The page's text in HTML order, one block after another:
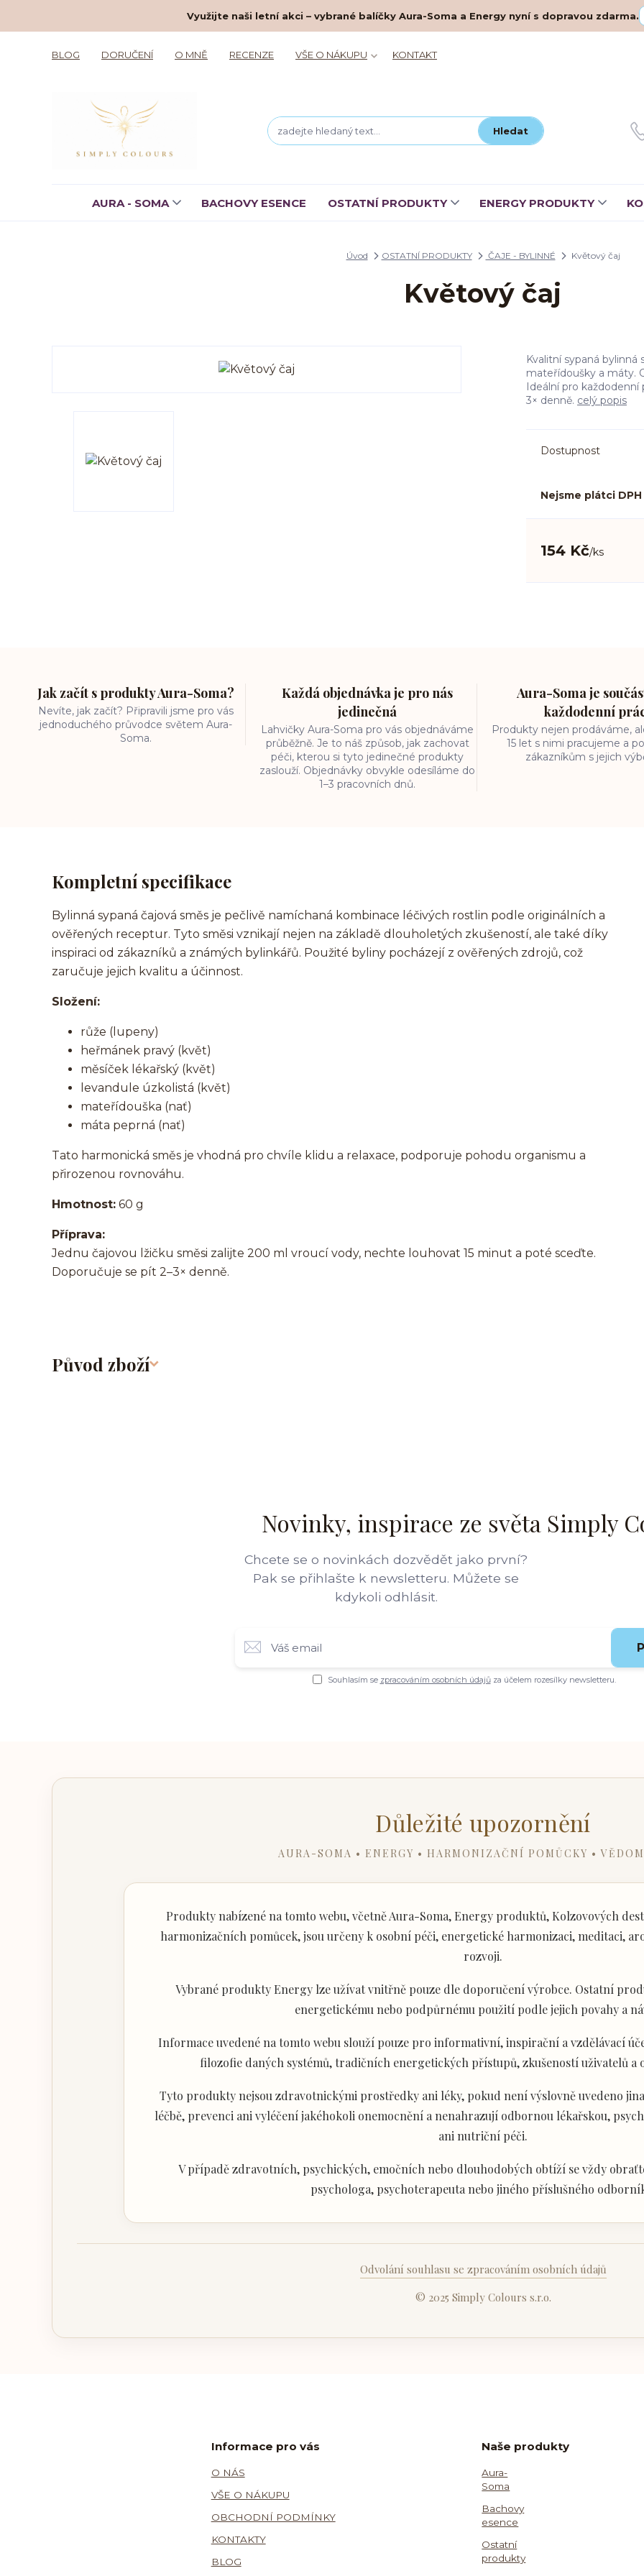
Využijte naši letní akci – vybrané balíčky Aura-Soma a Energy nyní s dopravou zdarma.
BLOG DORUČENÍ O MNĚ RECENZE VŠE O NÁKUPU KONTAKT
Hledat
AURA - SOMA BACHOVY ESENCE OSTATNÍ PRODUKTY ENERGY PRODUKTY
Úvod OSTATNÍ PRODUKTY ČAJE - BYLINNÉ Květový čaj
Květový čaj
Kvalitní sypaná
mateřídoušky a máty.
Ideální pro každodenní
3× denně. celý popis
Dostupnost
Nejsme plátci DPH
154 Kč/ks
Jak začít s produkty Aura-Soma?
Nevíte, jak začít? Připravili jsme pro vás
jednoduchého průvodce světem Aura-
Soma.
Každá objednávka je pro nás
jedinečná
Lahvičky Aura-Soma pro vás objednáváme
průběžně. Je to náš způsob, jak zachovat
péči, kterou si tyto jedinečné produkty
zaslouží. Objednávky obvykle odesíláme do
1–3 pracovních dnů.
Aura-Soma je
každodenní
Produkty nejen prodáváme,
15 let s nimi pracujeme a
zákazníkům s jejich
Kompletní specifikace
Bylinná sypaná čajová směs je pečlivě namíchaná kombinace léčivých rostlin podle originálních a
ověřených receptur. Tyto směsi vznikají nejen na základě dlouholetých zkušeností, ale také díky
inspiraci od zákazníků a známých bylinkářů. Použité byliny pocházejí z ověřených zdrojů, což
zaručuje jejich kvalitu a účinnost.
Složení:
růže (lupeny)
heřmánek pravý (květ)
měsíček lékařský (květ)
levandule úzkolistá (květ)
mateřídouška (nať)
máta peprná (nať)
Tato harmonická směs je vhodná pro chvíle klidu a relaxace, podporuje pohodu organismu a
přirozenou rovnováhu.
Hmotnost: 60 g
Příprava:
Jednu čajovou lžičku směsi zalijte 200 ml vroucí vody, nechte louhovat 15 minut a poté sceďte.
Doporučuje se pít 2–3× denně.
Původ zboží
Novinky, inspirace ze světa Simply
Chcete se o novinkách dozvědět jako první?
Pak se přihlašte k newsletteru. Můžete se
kdykoli odhlásit.
Souhlasím se zpracováním osobních údajůza účelem rozesílky newsletteru.
Důležité upozornění
AURA-SOMA • ENERGY • HARMONIZAČNÍ POMŮCKY •
Produkty nabízené na tomto webu, včetně Aura-Soma, Energy produktů, Kolzovových
harmonizačních pomůcek, jsou určeny k osobní péči, energetické harmonizaci, meditaci,
rozvoji.
Vybrané produkty Energy lze užívat vnitřně pouze dle doporučení výrobce. Ostatní
energetickému nebo podpůrnému použití podle jejich povahy a
Informace uvedené na tomto webu slouží pouze pro informativní, inspirační a vzdělávací
filozofie daných systémů, tradičních energetických přístupů, zkušeností uživatelů a
Tyto produkty nejsou zdravotnickými prostředky ani léky, pokud není výslovně uvedeno
léčbě, prevenci ani vyléčení jakéhokoli onemocnění a nenahrazují odbornou lékařskou,
ani nutriční péči.
V případě zdravotních, psychických, emočních nebo dlouhodobých obtíží se vždy
psychologa, psychoterapeuta nebo jiného příslušného
Odvolání souhlasu se zpracováním osobních údajů
© 2025 Simply Colours s.r.o.
Informace pro vás
O NÁS
VŠE O NÁKUPU
OBCHODNÍ PODMÍNKY
KONTAKTY
BLOG
Naše produkty
Aura-
Soma
Bachovy
esence
Ostatní
produkty